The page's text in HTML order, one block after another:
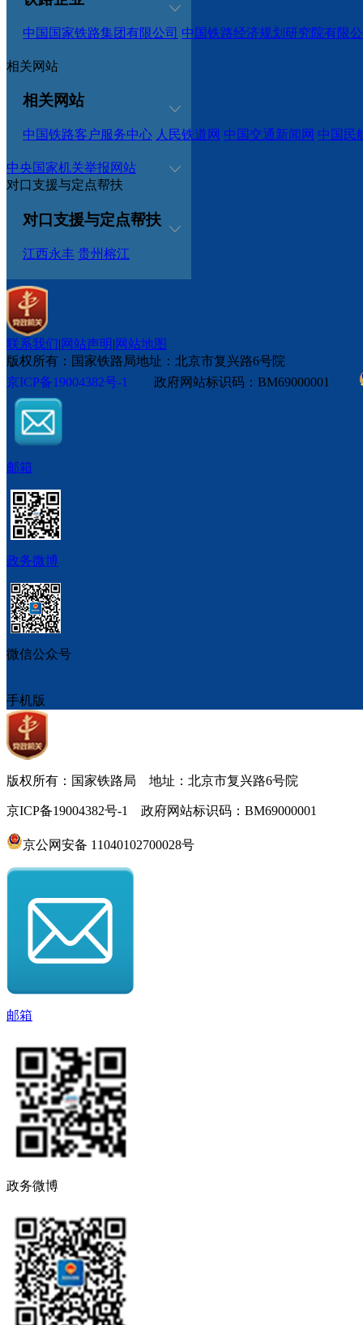
中国国家铁路集团有限公司 中国铁路经济规划研究院有限
相关网站
相关网站
中国铁路客户服务中心 人民铁道网 中国交通新闻网 中国民
中央国家机关举报网站
对口支援与定点帮扶
对口支援与定点帮扶
江西永丰 贵州榕江
联系我们|网站声明|网站地图
版权所有：国家铁路局地址：北京市复兴路6号院
京ICP备19004382号-1
政府网站标识码：BM69000001
邮箱
政务微博
微信公众号
手机版
版权所有：国家铁路局 地址：北京市复兴路6号院
京ICP备19004382号-1 政府网站标识码：BM69000001
京公网安备 11040102700028号
邮箱
政务微博